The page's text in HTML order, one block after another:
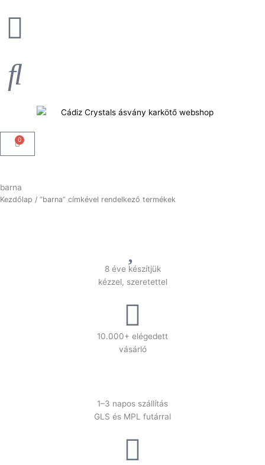
0
Kosár
barna
Kezdőlap / “barna” címkével rendelkező termékek
8 éve készítjük
kézzel, szeretettel
10.000+ elégedett
vásárló
1–3 napos szállítás
GLS és MPL futárral